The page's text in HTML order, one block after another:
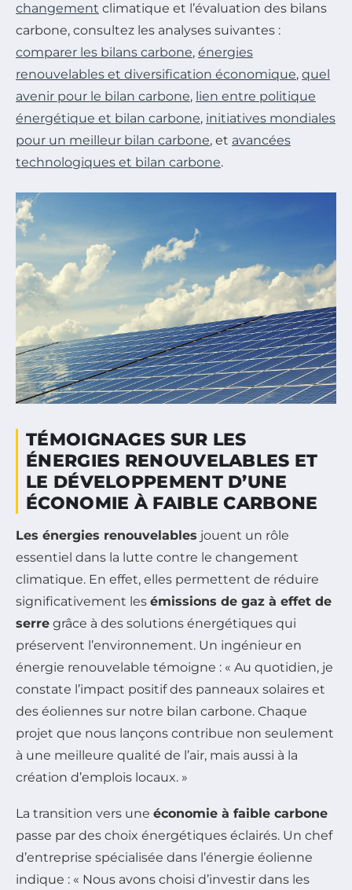
changement climatique et l’évaluation des bilans
carbone, consultez les analyses suivantes :
comparer les bilans carbone, énergies
renouvelables et diversification économique, quel
avenir pour le bilan carbone, lien entre politique
énergétique et bilan carbone, initiatives mondiales
pour un meilleur bilan carbone, et avancées
technologiques et bilan carbone.
TÉMOIGNAGES SUR LES
ÉNERGIES RENOUVELABLES ET
LE DÉVELOPPEMENT D’UNE
ÉCONOMIE À FAIBLE CARBONE
Les énergies renouvelables jouent un rôle
essentiel dans la lutte contre le changement
climatique. En effet, elles permettent de réduire
significativement les émissions de gaz à effet de
serre grâce à des solutions énergétiques qui
préservent l’environnement. Un ingénieur en
énergie renouvelable témoigne : « Au quotidien, je
constate l’impact positif des panneaux solaires et
des éoliennes sur notre bilan carbone. Chaque
projet que nous lançons contribue non seulement
à une meilleure qualité de l’air, mais aussi à la
création d’emplois locaux. »
La transition vers une économie à faible carbone
passe par des choix énergétiques éclairés. Un chef
d’entreprise spécialisée dans l’énergie éolienne
indique : « Nous avons choisi d’investir dans les